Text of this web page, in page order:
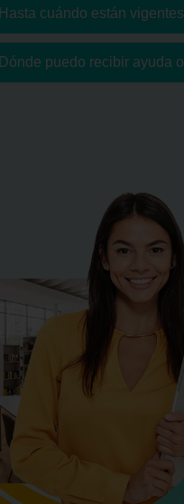
cuándo están
puedo recibir ayuda